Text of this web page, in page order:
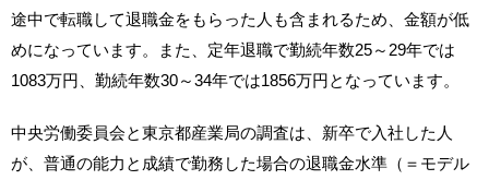
途中で転職して退職金をもらった人も含まれるため、金額が低
めになっています。また、定年退職で勤続年数25～29年では
1083万円、勤続年数30～34年では1856万円となっています。
中央労働委員会と東京都産業局の調査は、新卒で入社した人
が、普通の能力と成績で勤務した場合の退職金水準（＝モデル